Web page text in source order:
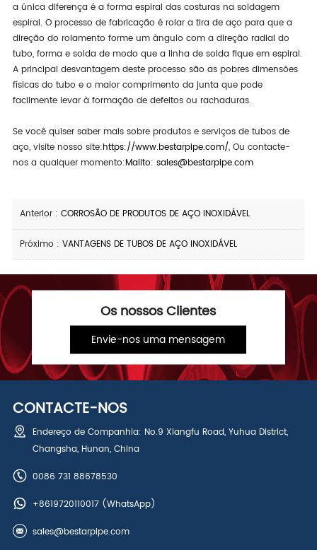
a única diferença é a forma espiral das costuras na soldagem
espiral. O processo de fabricação é rolar a tira de aço para que a
direção do rolamento forme um ângulo com a direção radial do
tubo, forma e solda de modo que a linha de solda fique em espiral.
A principal desvantagem deste processo são as pobres dimensões
físicas do tubo e o maior comprimento da junta que pode
facilmente levar à formação de defeitos ou rachaduras.
Se você quiser saber mais sobre produtos e serviços de tubos de
aço, visite nosso site:https://www.bestarpipe.com/, Ou contacte-
nos a qualquer momento:Mailto: sales@bestarpipe.com
Anterior : CORROSÃO DE PRODUTOS DE AÇO INOXIDÁVEL
Próximo : VANTAGENS DE TUBOS DE AÇO INOXIDÁVEL
Os nossos Clientes
Envie-nos uma mensagem
CONTACTE-NOS
Endereço de Companhia: No.9 Xiangfu Road, Yuhua District,
Changsha, Hunan, China
0086 731 88678530
+8619720110017(WhatsApp)
sales@bestarpipe.com